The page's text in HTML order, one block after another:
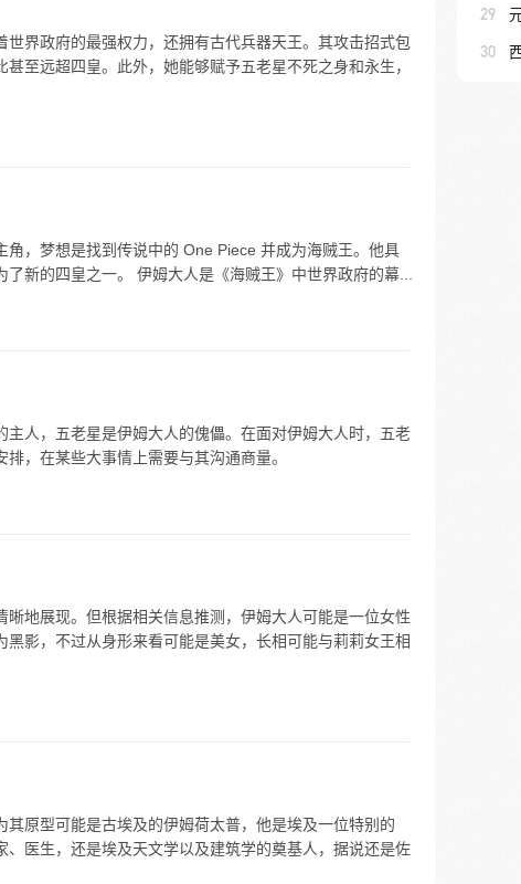
界政府的最强权力，还拥有古代兵器天王。其攻击招式包
至远超四皇。此外，她能够赋予五老星不死之身和永生，
，梦想是找到传说中的 One Piece 并成为海贼王。他具
新的四皇之一。 伊姆大人是《海贼王》中世界政府的幕...
人，五老星是伊姆大人的傀儡。在面对伊姆大人时，五老
，在某些大事情上需要与其沟通商量。
地展现。但根据相关信息推测，伊姆大人可能是一位女性
影，不过从身形来看可能是美女，长相可能与莉莉女王相
原型可能是古埃及的伊姆荷太普，他是埃及一位特别的
医生，还是埃及天文学以及建筑学的奠基人，据说还是佐
29
30